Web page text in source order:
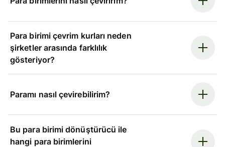
Para birimi çevrim kurları neden
şirketler arasında farklılık
gösteriyor?
Paramı nasıl çevirebilirim?
Bu para birimi dönüştürücü ile
hangi para birimlerini